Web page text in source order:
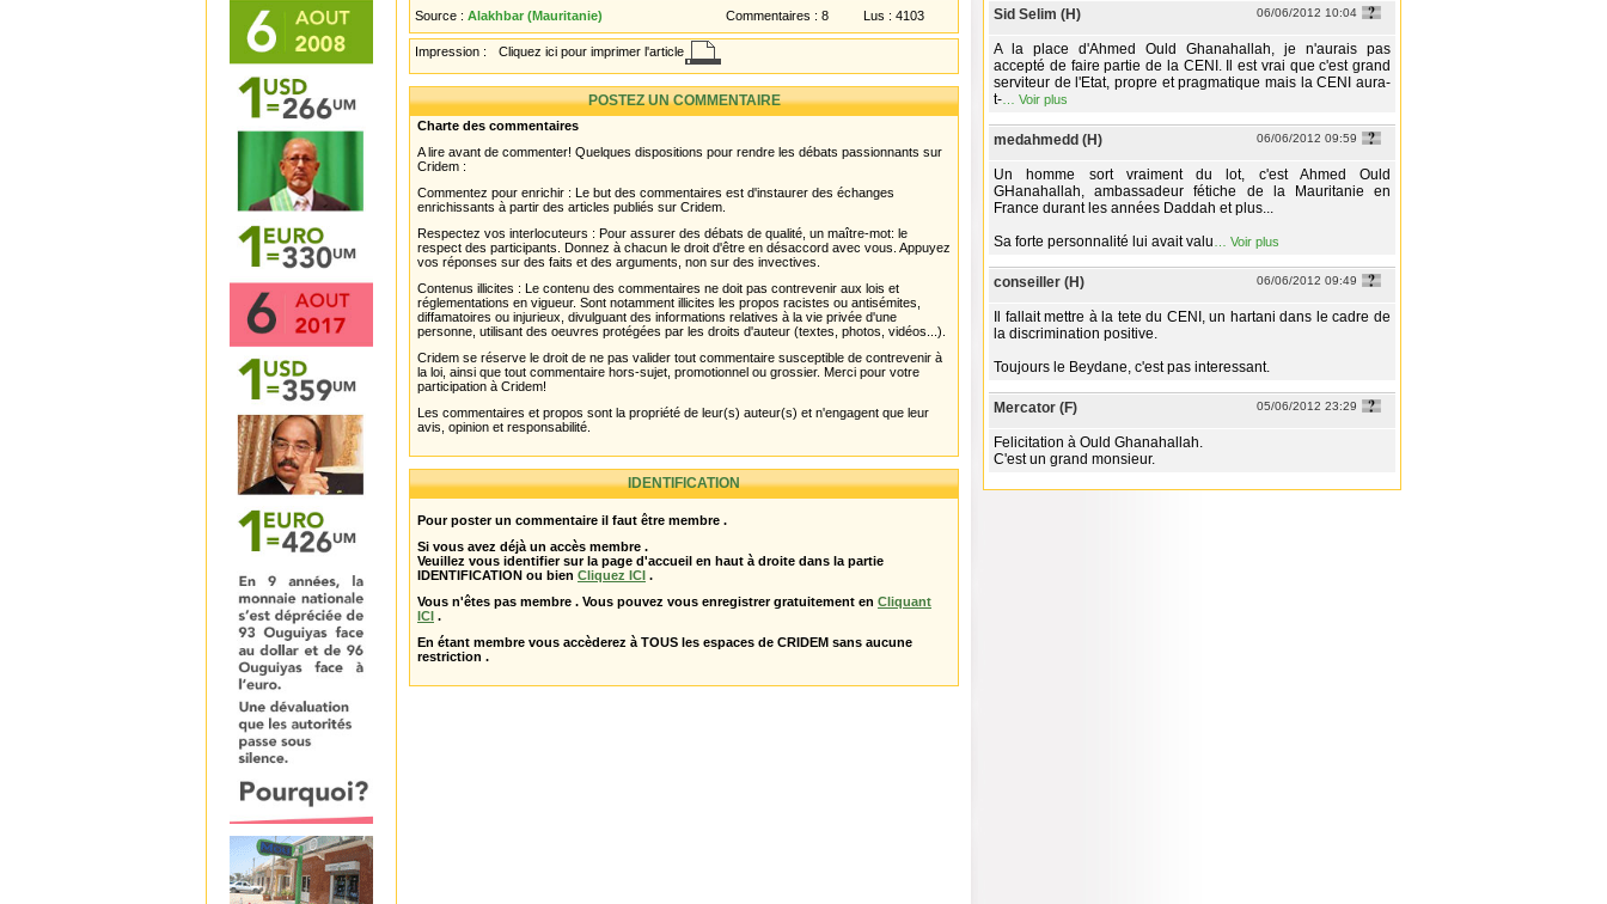
Source : Alakhbar (Mauritanie) Commentaires : 8 Lus : 4103
Impression : Cliquez ici pour imprimer l'article
POSTEZ UN COMMENTAIRE
Charte des commentaires
A lire avant de commenter! Quelques dispositions pour rendre les débats passionnants sur
Cridem :
Commentez pour enrichir : Le but des commentaires est d'instaurer des échanges
enrichissants à partir des articles publiés sur Cridem.
Respectez vos interlocuteurs : Pour assurer des débats de qualité, un maître-mot: le
respect des participants. Donnez à chacun le droit d'être en désaccord avec vous. Appuyez
vos réponses sur des faits et des arguments, non sur des invectives.
Contenus illicites : Le contenu des commentaires ne doit pas contrevenir aux lois et
réglementations en vigueur. Sont notamment illicites les propos racistes ou antisémites,
diffamatoires ou injurieux, divulguant des informations relatives à la vie privée d'une
personne, utilisant des oeuvres protégées par les droits d'auteur (textes, photos, vidéos...).
Cridem se réserve le droit de ne pas valider tout commentaire susceptible de contrevenir à
la loi, ainsi que tout commentaire hors-sujet, promotionnel ou grossier. Merci pour votre
participation à Cridem!
Les commentaires et propos sont la propriété de leur(s) auteur(s) et n'engagent que leur
avis, opinion et responsabilité.
IDENTIFICATION
Pour poster un commentaire il faut être membre .
Si vous avez déjà un accès membre .
Veuillez vous identifier sur la page d'accueil en haut à droite dans la partie
IDENTIFICATION ou bien Cliquez ICI .
Vous n'êtes pas membre . Vous pouvez vous enregistrer gratuitement en Cliquant
ICI .
En étant membre vous accèderez à TOUS les espaces de CRIDEM sans aucune
restriction .
Sid Selim (H) 06/06/2012 10:04
A la place d'Ahmed Ould Ghanahallah, je n'aurais pas
accepté de faire partie de la CENI. Il est vrai que c'est grand
serviteur de l'Etat, propre et pragmatique mais la CENI aura-
t-
Voir plus
medahmedd (H) 06/06/2012 09:59
Un homme sort vraiment du lot, c'est Ahmed Ould
GHanahallah, ambassadeur fétiche de la Mauritanie en
France durant les années Daddah et plus...
Sa forte personnalité lui avait valu
Voir plus
conseiller (H) 06/06/2012 09:49
Il fallait mettre à la tete du CENI, un hartani dans le cadre de
la discrimination positive.
Toujours le Beydane, c'est pas interessant.
Mercator (F) 05/06/2012 23:29
Felicitation à Ould Ghanahallah.
C'est un grand monsieur.